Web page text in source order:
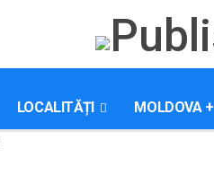
LOCALITĂȚI MOLDOVA +